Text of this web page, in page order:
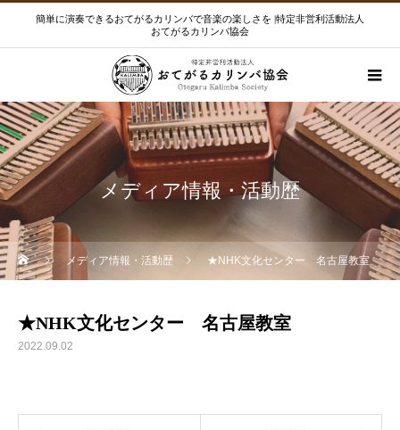
簡単に演奏できるおてがるカリンバで音楽の楽しさを |特定非営利活動法人
おてがるカリンバ協会
メディア情報・活動歴
メディア情報・活動歴 ★NHK文化センター 名古屋教室
★NHK文化センター 名古屋教室
2022.09.02